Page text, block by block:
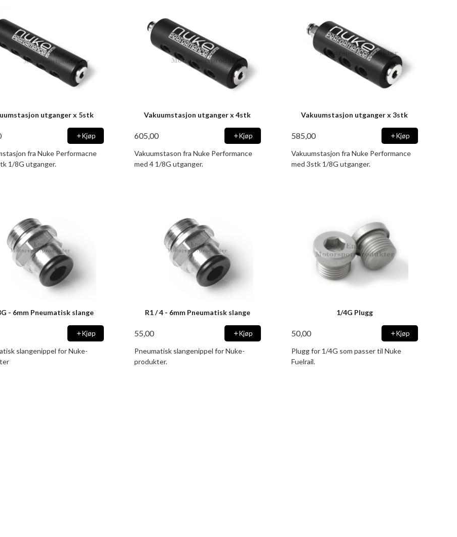
utganger x 5stk
Kjøp
fra Nuke Performacne
1/8G utganger.
Vakuumstasjon utganger x 4stk
605,00 Kjøp
Vakuumstason fra Nuke Performance
med 4 1/8G utganger.
Vakuumstasjon utganger x 3stk
585,00 Kjøp
Vakuumstasjon fra Nuke Performance
med 3stk 1/8G utganger.
- 6mm Pneumatisk slange
Kjøp
slangenippel for Nuke-
R1 / 4 - 6mm Pneumatisk slange
55,00 Kjøp
Pneumatisk slangenippel for Nuke-
produkter.
1/4G Plugg
50,00 Kjøp
Plugg for 1/4G som passer til Nuke
Fuelrail.